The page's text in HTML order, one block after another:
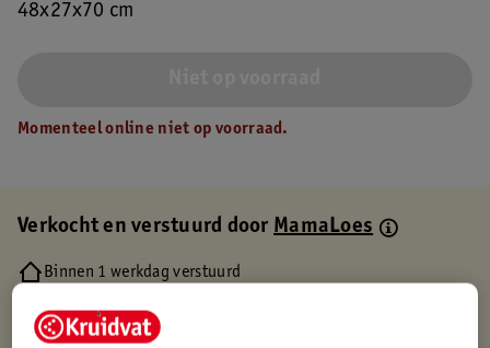
48x27x70 cm
Momenteel online niet op voorraad.
Verkocht en verstuurd doorMamaLoes
Binnen 1 werkdag verstuurd
Gratis retourneren via verkooppartner.